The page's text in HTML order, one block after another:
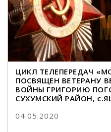
ЦИКЛ ТЕЛЕПЕРЕДАЧ
ПОСВЯЩЕН ВЕТЕРАНУ
ВОЙНЫ ГРИГОРИЮ
СУХУМСКИЙ РАЙОН,
04.05.2020